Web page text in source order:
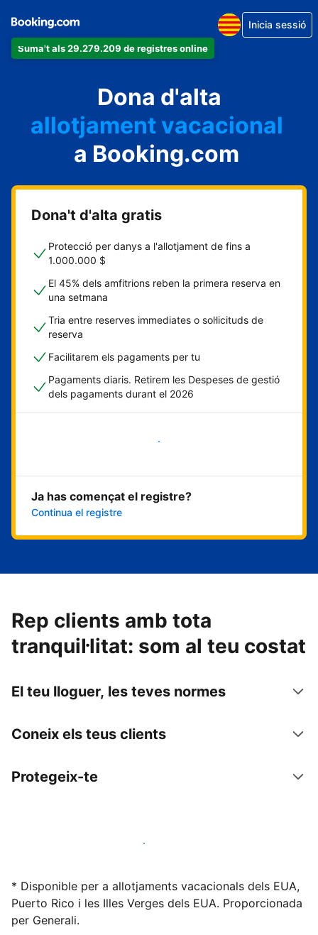
Suma't als 29.279.209 de registres online
Inicia sessió
Dona d'alta
un apartament
un hotel
allotjament vacacional
un hostal
una casa rural
a Booking.com
Dona't d'alta gratis
Protecció per danys a l'allotjament de fins a
1.000.000 $
El 45% dels amfitrions reben la primera reserva en
una setmana
Tria entre reserves immediates o sol·licituds de
reserva
Facilitarem els pagaments per tu
Pagaments diaris. Retirem les Despeses de gestió
dels pagaments durant el 2026
Comença ara
Ja has començat el registre?
Continua el registre
Rep clients amb tota
tranquil·litat: som al teu costat
El teu lloguer, les teves normes
Coneix els teus clients
Protegeix-te
Lloga l'allotjament amb nosaltres avui mateix
* Disponible per a allotjaments vacacionals dels EUA,
Puerto Rico i les Illes Verges dels EUA. Proporcionada
per Generali.